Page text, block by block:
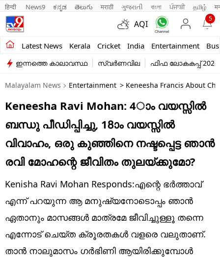
हिन्दी News9 ಕನ್ನಡ తెలుగు मराठी ગુજરાતી বাংলা ਪੰਜਾਬੀ தமிழ்
AQI
5
Latest News Kerala Cricket India Entertainment
Kerala
India
Entertainment
Business
Education
Sports
Lifestyle
world
Technology
Religion
ഇന്നത്തെ കാലാവസ്ഥ സ്വർണവില ഫിഫ ലോകകപ്പ് 2026
Malayalam News Entertainment > Keneesha Francis About
Keneesha Ravi Mohan: 4ാം വയസ്സിൽ
ബന്ധു പീഡിപ്പിച്ചു, 18ാം വയസ്സിൽ
വിവാഹം, ഒരു കുഞ്ഞിനെ നഷ്ടപ്പെട്ട ഞാൻ
രവി മോഹന്റെ ജീവിതം തുലയ്ക്കുമോ?
Kenisha Ravi Mohan Responds:എന്റെ ഭർത്താവ്
എന്ന് പറയുന്ന ആ മനുഷ്യനോടൊപ്പം ഞാൻ
ഏതാനും മാസങ്ങൾ മാത്രമേ ജീവിച്ചുള്ളൂ തന്നെ
എന്നോട് ചെയ്ത ക്രൂരതകൾ വളരെ വലുതാണ്.
താൻ നാലുമാസം ഗർഭിണി ആയിരിക്കുമ്പോൾ